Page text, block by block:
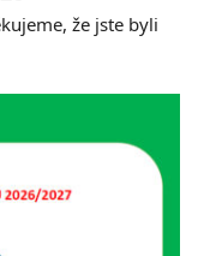
že jste byli